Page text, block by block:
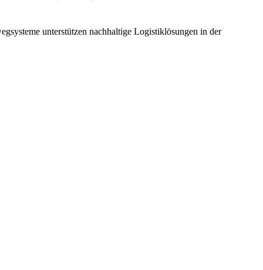
unterstützen nachhaltige Logistiklösungen in der